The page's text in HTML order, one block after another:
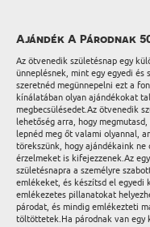
Ajándék A Párodnak
Az ötvenedik születésnap egy
ünneplésnek, mint egy egyedi és
szeretnéd megünnepelni ezt a
kínálatában olyan ajándékokat
megbecsülésedet.Az ötvenedik
lehetőség arra, hogy
lepnéd meg őt valami olyannal,
törekszünk, hogy ajándékaink ne
érzelmeket is kifejezzenek.Az
születésnapra a személyre
emlékeket, és készítsd el egyedi
emlékezetes pillanatokat
párodat, és mindig emlékezteti
töltöttetek.Ha párodnak van egy